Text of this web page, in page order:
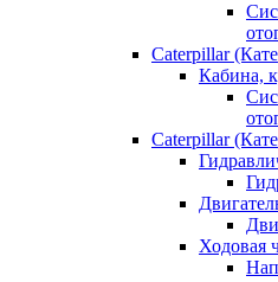
Caterpillar
Кабина,
Caterpillar
Ходовая